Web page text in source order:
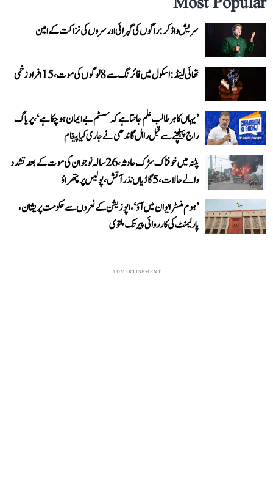
سریش واڈکر: راگوں کی گہرائی اور سروں کی نزاکت کے امین
تھائی لینڈ: اسکول میں فائرنگ سے 8 لوگوں کی موت، 15 افراد زخمی
’یہاں کا ہر طالب علم جانتا ہے کہ سسٹم بے ایمان ہو چکا ہے‘، پریاگ
راج پہنچنے سے قبل راہل گاندھی نے جاری کیا پیغام
پٹنہ میں خوفناک سڑک حادثہ، 26 سالہ نوجوان کی موت کے بعد تشدد
والے حالات، 5 گاڑیاں نذر آتش، پولیس پر پتھراؤ
’ہوم منسٹر ایوان میں آؤ‘، اپوزیشن کے نعروں سے حکومت پریشان،
پارلیمنٹ کی کارروائی پیر تک ملتوی
ADVERTISEMENT